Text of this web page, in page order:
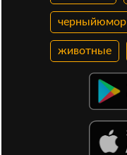
черныйюмор
животные